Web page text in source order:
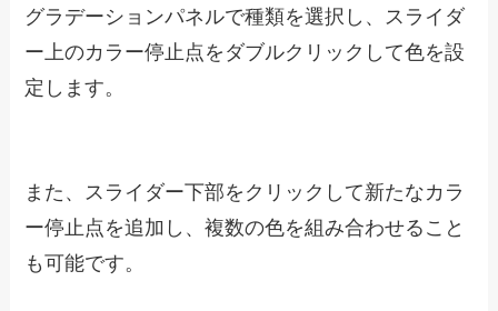
グラデーションパネルで種類を選択し、スライダ
ー上のカラー停止点をダブルクリックして色を設
定します。
また、スライダー下部をクリックして新たなカラ
ー停止点を追加し、複数の色を組み合わせること
も可能です。